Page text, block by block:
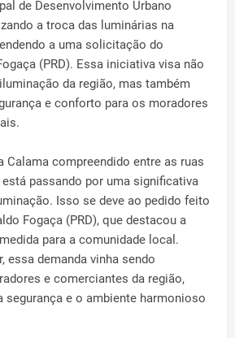
de Desenvolvimento Urbano
a troca das luminárias na
a uma solicitação do
(PRD). Essa iniciativa visa não
da região, mas também
e conforto para os moradores
Calama compreendido entre as ruas
está passando por uma significativa
Isso se deve ao pedido feito
Fogaça (PRD), que destacou a
para a comunidade local.
essa demanda vinha sendo
e comerciantes da região,
segurança e o ambiente harmonioso